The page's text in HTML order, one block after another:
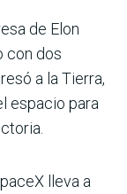
de Elon
con dos
a la Tierra,
espacio para
lleva a